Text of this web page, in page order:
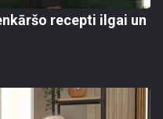
recepti ilgai un